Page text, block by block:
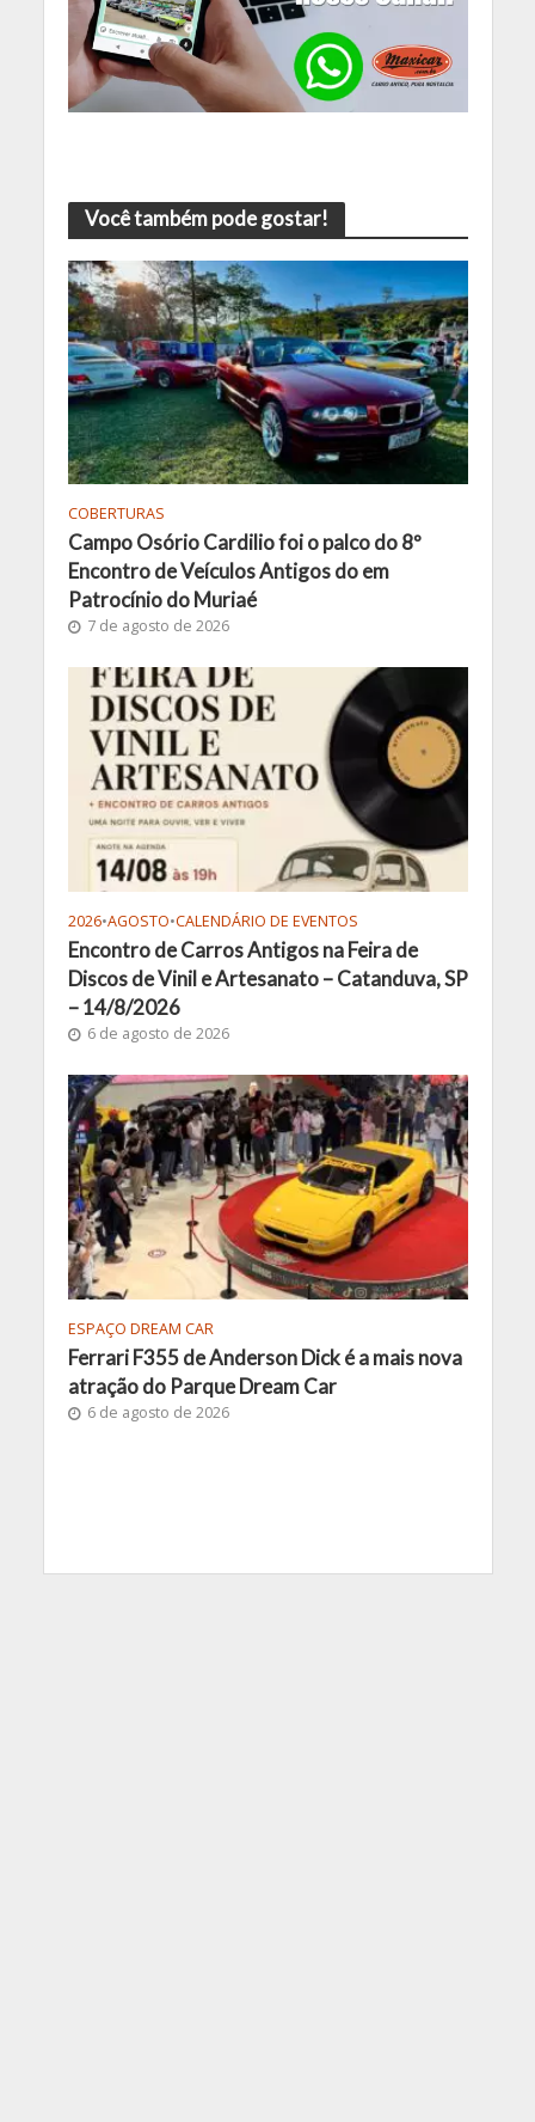
Você também pode gostar!
COBERTURAS
Campo Osório Cardilio foi o palco do 8º
Encontro de Veículos Antigos do em
Patrocínio do Muriaé
7 de agosto de 2026
2026•AGOSTO•CALENDÁRIO DE EVENTOS
Encontro de Carros Antigos na Feira de
Discos de Vinil e Artesanato – Catanduva, SP
– 14/8/2026
6 de agosto de 2026
ESPAÇO DREAM CAR
Ferrari F355 de Anderson Dick é a mais nova
atração do Parque Dream Car
6 de agosto de 2026